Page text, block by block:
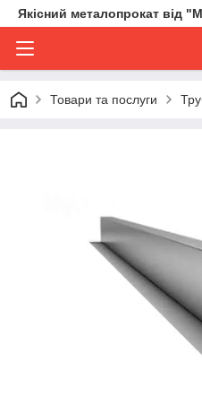
Якісний металопрокат від
Товари та послуги